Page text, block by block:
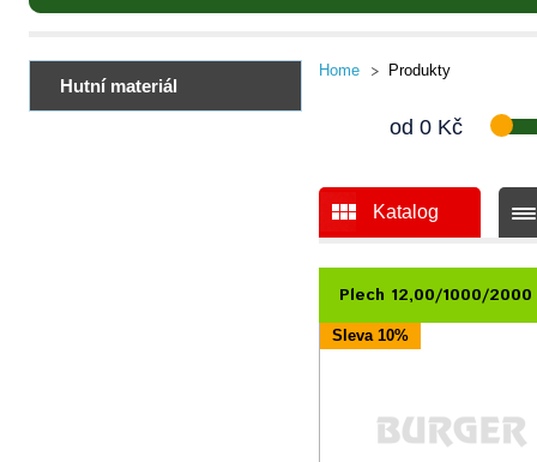
Hutní materiál
Home Produkty
od 0 Kč
Katalog
Plech 12,00/1000/2000
Sleva 10%